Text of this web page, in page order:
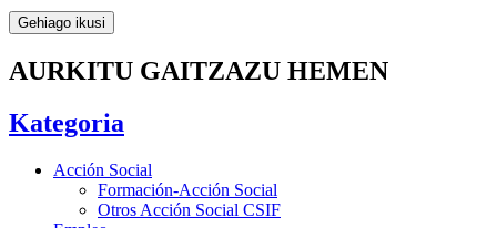
Gehiago ikusi
AURKITU GAITZAZU HEMEN
Kategoria
Acción Social
Formación-Acción Social
Otros Acción Social CSIF